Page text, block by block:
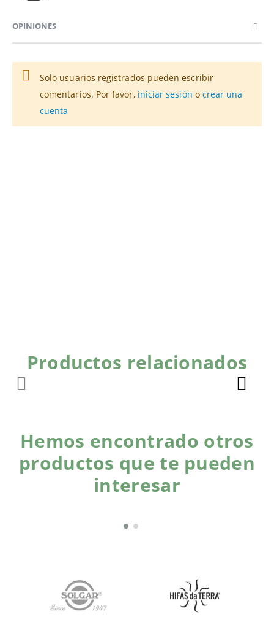
OPINIONES
Solo usuarios registrados pueden escribir
comentarios. Por favor, iniciar sesión o crear una
cuenta
Productos relacionados
Hemos encontrado otros
productos que te pueden
interesar